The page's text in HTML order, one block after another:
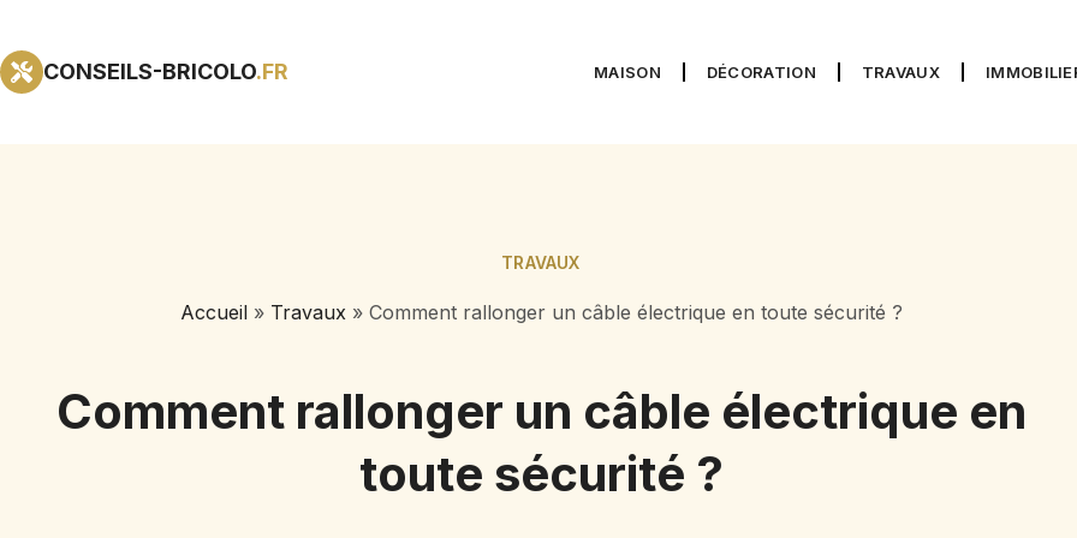
CONSEILS-BRICOLO.FR MAISON DÉCORATION TRAVAUX
TRAVAUX
Accueil» Travaux» Comment rallonger un câble électrique en toute sécurité ?
Comment rallonger un câble électrique en
toute sécurité ?